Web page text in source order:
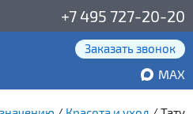
+7 495 727-20-20
Заказать звонок
MAX